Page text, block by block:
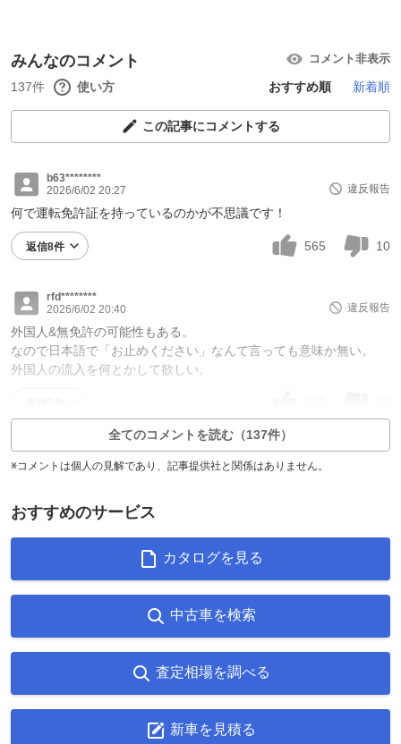
みんなのコメント コメント非表示
137件 使い方 おすすめ順 新着順
この記事にコメントする
b63********
2026/6/02 20:27
違反報告
何で運転免許証を持っているのかが不思議です！
返信8件 565 10
rfd********
2026/6/02 20:40
違反報告
外国人&無免許の可能性もある。
なので日本語で「お止めください」なんて言っても意味か無い。
外国人の流入を何とかして欲しい。
全てのコメントを読む（137件）
※コメントは個人の見解であり、記事提供社と関係はありません。
おすすめのサービス
カタログを見る
中古車を検索
査定相場を調べる
新車を見積る